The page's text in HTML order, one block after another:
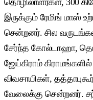
தொழிலாளர்கள், 300
இருக்கும் ரேமிங் மாஸ்
சென்றனர். சில
சேர்ந்த கோல்டாஹா,
ஜேய்கிராம்
விவசாயிகள்,
வேலைக்கு சென்றனர்.